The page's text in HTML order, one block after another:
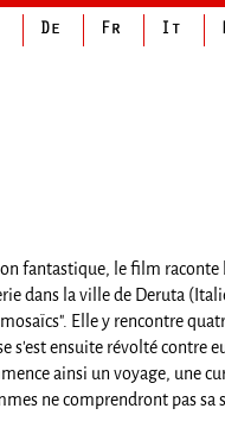
fantastique, le film
dans la ville de Deruta
Elle y rencontre
s'est ensuite révolté contre
ainsi un voyage, une
ne comprendront pas sa